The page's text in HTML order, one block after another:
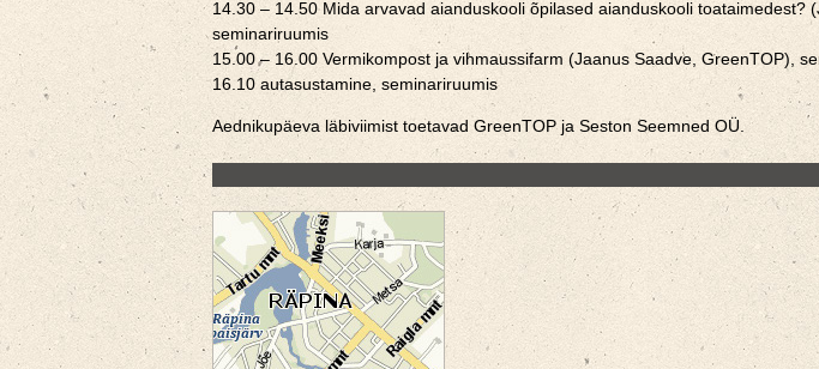
14.30 – 14.50 Mida arvavad aianduskooli õpilased aianduskooli toataimedest?
seminariruumis
15.00 – 16.00 Vermikompost ja vihmaussifarm (Jaanus Saadve, GreenTOP),
16.10 autasustamine, seminariruumis
Aednikupäeva läbiviimist toetavad GreenTOP ja Seston Seemned OÜ.